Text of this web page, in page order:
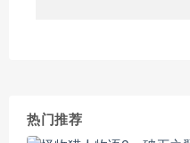
热门推荐